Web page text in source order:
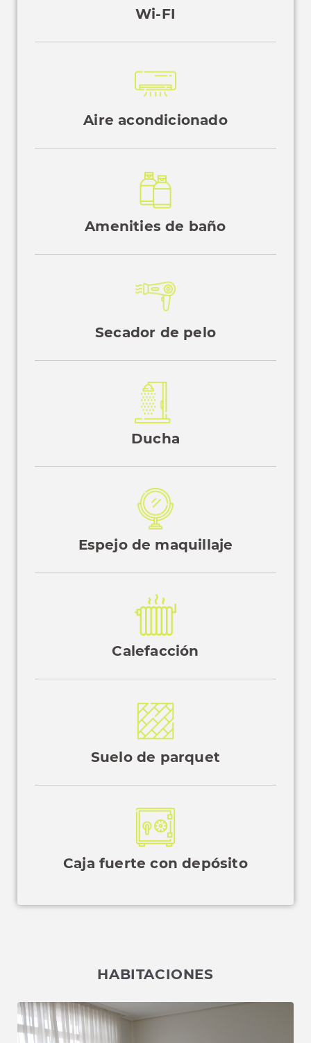
Wi-FI
Aire acondicionado
Amenities de baño
Secador de pelo
Ducha
Espejo de maquillaje
Calefacción
Suelo de parquet
Caja fuerte con depósito
HABITACIONES